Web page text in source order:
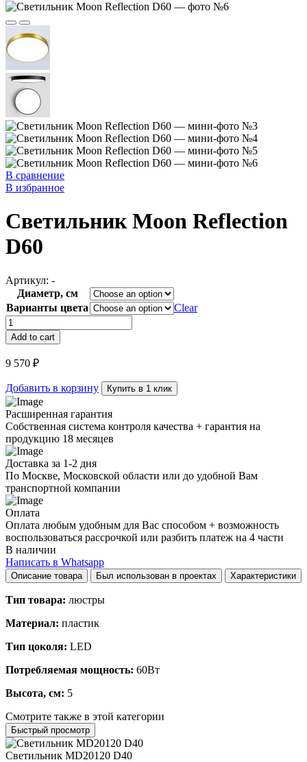
В сравнение
В избранное
Светильник Moon Reflection
D60
Артикул: -
Диаметр, см
Варианты цвета
Clear
Светильник
Moon
Reflection
D60
quantity
Add to cart
9 570 ₽
Добавить в корзину Купить в 1 клик
Расширенная гарантия
Собственная система контроля качества + гарантия на
продукцию 18 месяцев
Доставка за 1-2 дня
По Москве, Московской области или до удобной Вам
транспортной компании
Оплата
Оплата любым удобным для Вас способом + возможность
воспользоваться рассрочкой или разбить платеж на 4 части
В наличии
Написать в Whatsapp
Описание товара Был использован в проектах Характеристики
Тип товара: люстры
Материал: пластик
Тип цоколя: LED
Потребляемая мощность: 60Вт
Высота, см: 5
Смотрите также в этой категории
Быстрый просмотр
Светильник MD20120 D40